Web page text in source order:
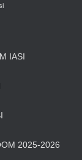
IASI
2025-2026